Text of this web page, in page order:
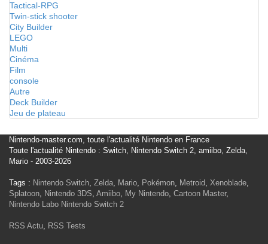
Tactical-RPG
Twin-stick shooter
City Builder
LEGO
Multi
Cinéma
Film
console
Autre
Deck Builder
Jeu de plateau
Nintendo-master.com, toute l'actualité Nintendo en France
Toute l'actualité Nintendo : Switch, Nintendo Switch 2, amiibo, Zelda,
Mario - 2003-2026
Tags : Nintendo Switch, Zelda, Mario, Pokémon, Metroid, Xenoblade,
Splatoon, Nintendo 3DS, Amiibo, My Nintendo, Cartoon Master,
Nintendo Labo Nintendo Switch 2
RSS Actu, RSS Tests